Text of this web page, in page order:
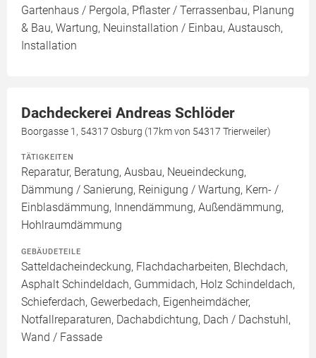
Gartenhaus / Pergola, Pflaster / Terrassenbau, Planung
& Bau, Wartung, Neuinstallation / Einbau, Austausch,
Installation
Dachdeckerei Andreas Schlöder
Boorgasse 1, 54317 Osburg (17km von 54317 Trierweiler)
TÄTIGKEITEN
Reparatur, Beratung, Ausbau, Neueindeckung,
Dämmung / Sanierung, Reinigung / Wartung, Kern- /
Einblasdämmung, Innendämmung, Außendämmung,
Hohlraumdämmung
GEBÄUDETEILE
Satteldacheindeckung, Flachdacharbeiten, Blechdach,
Asphalt Schindeldach, Gummidach, Holz Schindeldach,
Schieferdach, Gewerbedach, Eigenheimdächer,
Notfallreparaturen, Dachabdichtung, Dach / Dachstuhl,
Wand / Fassade